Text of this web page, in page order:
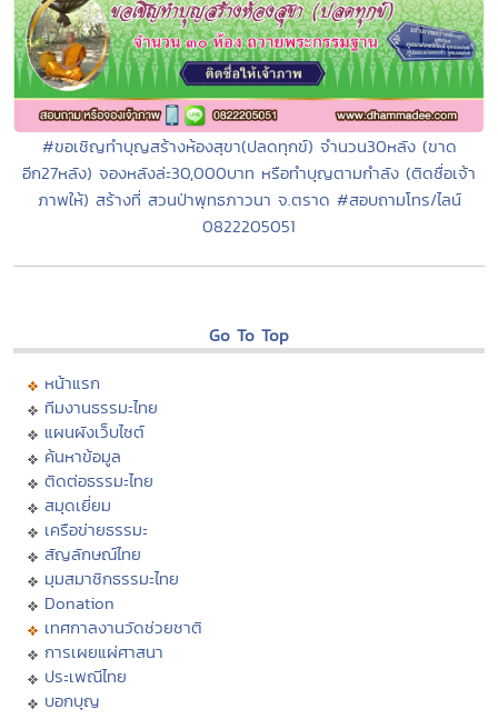
#ขอเชิญทำบุญสร้างห้องสุขา(ปลดทุกข์) จำนวน30หลัง (ขาด
อีก27หลัง) จองหลังล่ะ30,000บาท หรือทำบุญตามกำลัง (ติดชื่อเจ้า
ภาพให้) สร้างที่ สวนป่าพุทธภาวนา จ.ตราด #สอบถามโทร/ไลน์
0822205051
Go To Top
หน้าแรก
ทีมงานธรรมะไทย
แผนผังเว็บไซต์
ค้นหาข้อมูล
ติดต่อธรรมะไทย
สมุดเยี่ยม
เครือข่ายธรรมะ
สัญลักษณ์ไทย
มุมสมาชิกธรรมะไทย
Donation
เทศกาลงานวัดช่วยชาติ
การเผยแผ่ศาสนา
ประเพณีไทย
บอกบุญ